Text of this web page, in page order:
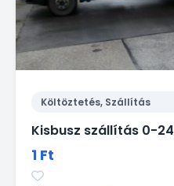
Költöztetés, Szállítás
Kisbusz szállítás 0-24
1 Ft